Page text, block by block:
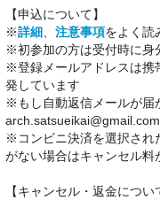
【申込について】
※詳細 注意事項をよく読
※初参加の方は受付時に身
※登録メールアドレスは携
発しています
※もし自動返信メールが届
arch.satsueikai@gmail.com
※コンビニ決済を選択され
がない場合はキャンセル料
【キャンセル・返金につい